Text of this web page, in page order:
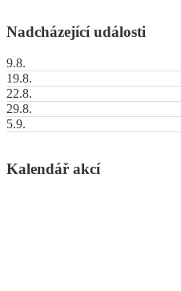
Nadcházející události
9.8.
19.8.
22.8.
29.8.
5.9.
Kalendář akcí